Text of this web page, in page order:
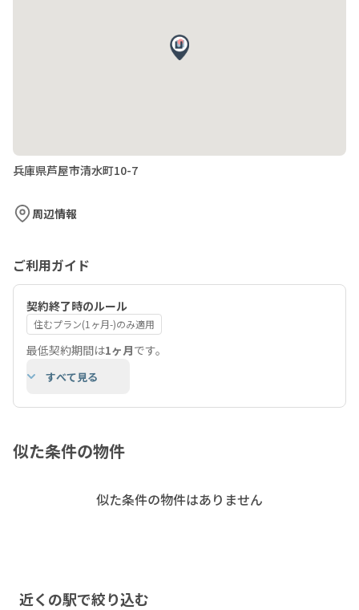
兵庫県芦屋市清水町10-7
周辺情報
ご利用ガイド
契約終了時のルール
住むプラン(1ヶ月-)のみ適用
最低契約期間は1ヶ月です。
すべて見る
似た条件の物件
似た条件の物件はありません
近くの駅で絞り込む